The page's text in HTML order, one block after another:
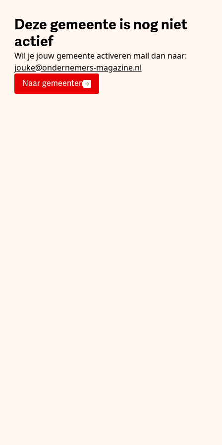
Deze gemeente is nog niet
actief
Wil je jouw gemeente activeren mail dan naar:
jouke@ondernemers-magazine.nl
Naar gemeenten